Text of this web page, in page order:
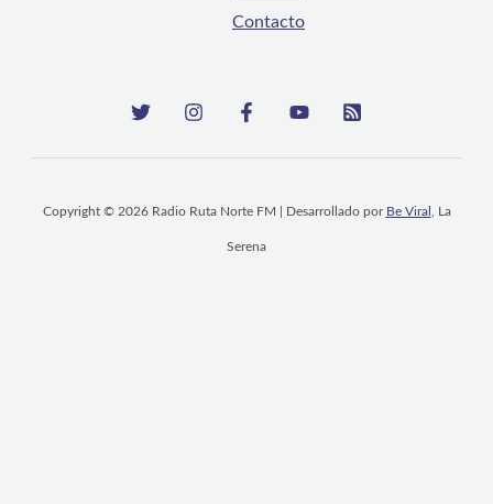
Contacto
Copyright © 2026 Radio Ruta Norte FM | Desarrollado por Be Viral , La
Serena